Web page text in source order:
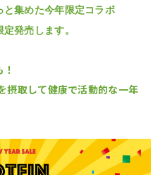
集めた今年限定コラボ
発売します。
摂取して健康で活動的な一年